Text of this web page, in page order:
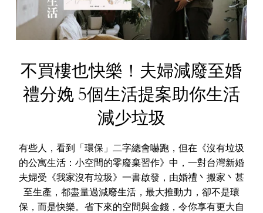
不買樓也快樂！夫婦減廢至婚
禮分娩 5個生活提案助你生活
減少垃圾
有些人，看到「環保」二字總會嚇跑，但在《沒有垃圾
的公寓生活：小空間的零廢棄習作》中，一對台灣新婚
夫婦受《我家沒有垃圾》一書啟發，由婚禮丶搬家丶甚
至生產，都盡量過減廢生活，最大推動力，卻不是環
保，而是快樂。省下來的空間與金錢，令你享有更大自